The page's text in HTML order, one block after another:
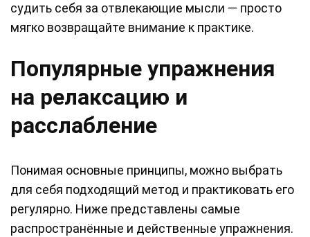
судить себя за отвлекающие мысли — просто
мягко возвращайте внимание к практике.
Популярные упражнения
на релаксацию и
расслабление
Понимая основные принципы, можно выбрать
для себя подходящий метод и практиковать его
регулярно. Ниже представлены самые
распространённые и действенные упражнения.